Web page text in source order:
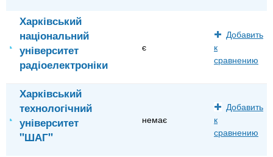
Харківський
національний
університет
радіоелектроніки
є
Добавить
к
сравнению
Харківський
технологічний
університет
"ШАГ"
немає
Добавить
к
сравнению